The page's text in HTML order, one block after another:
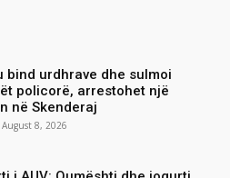
bind urdhrave dhe sulmoi
policorë, arrestohet një
në Skenderaj
August 8, 2026